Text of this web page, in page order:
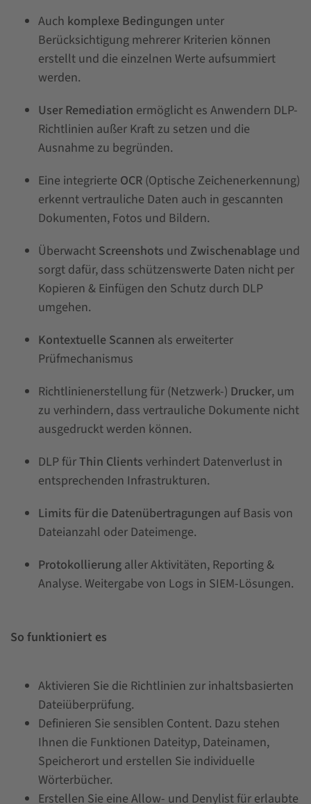
Auch komplexe Bedingungen unter
Berücksichtigung mehrerer Kriterien können
erstellt und die einzelnen Werte aufsummiert
werden.
User Remediation ermöglicht es Anwendern DLP-
Richtlinien außer Kraft zu setzen und die
Ausnahme zu begründen.
Eine integrierte OCR (Optische Zeichenerkennung)
erkennt vertrauliche Daten auch in gescannten
Dokumenten, Fotos und Bildern.
Überwacht Screenshots und Zwischenablage und
sorgt dafür, dass schützenswerte Daten nicht per
Kopieren & Einfügen den Schutz durch DLP
umgehen.
Kontextuelle Scannen als erweiterter
Prüfmechanismus
Richtlinienerstellung für (Netzwerk-) Drucker, um
zu verhindern, dass vertrauliche Dokumente nicht
ausgedruckt werden können.
DLP fürThin Clients verhindert Datenverlust in
entsprechenden Infrastrukturen.
Limits für die Datenübertragungen auf Basis von
Dateianzahl oder Dateimenge.
Protokollierung aller Aktivitäten, Reporting &
Analyse. Weitergabe von Logs in SIEM-Lösungen.
So funktioniert es
Aktivieren Sie die Richtlinien zur inhaltsbasierten
Dateiüberprüfung.
Definieren Sie sensiblen Content. Dazu stehen
Ihnen die Funktionen Dateityp, Dateinamen,
Speicherort und erstellen Sie individuelle
Wörterbücher.
Erstellen Sie eine Allow- und Denylist für erlaubte